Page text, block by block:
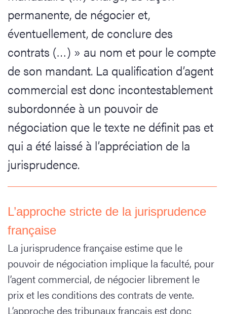
permanente, de négocier et,
éventuellement, de conclure des
contrats (…) » au nom et pour le compte
de son mandant. La qualification d’agent
commercial est donc incontestablement
subordonnée à un pouvoir de
négociation que le texte ne définit pas et
qui a été laissé à l’appréciation de la
jurisprudence.
L’approche stricte de la jurisprudence
française
La jurisprudence française estime que le
pouvoir de négociation implique la faculté, pour
l’agent commercial, de négocier librement le
prix et les conditions des contrats de vente.
L’approche des tribunaux français est donc